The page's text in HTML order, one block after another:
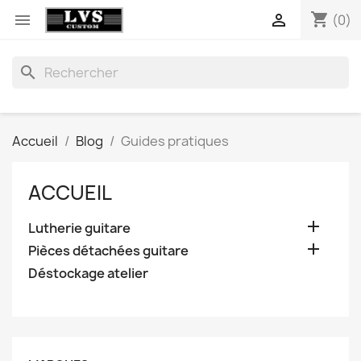
 shopping_cart (0)

search
Accueil Blog Guides pratiques
ACCUEIL
Lutherie guitare 
Pièces détachées guitare 
Déstockage atelier